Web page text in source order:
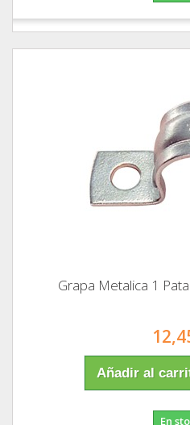
Grapa Metalica 1
Añadir al
En